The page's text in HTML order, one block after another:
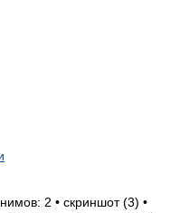
2 • скриншот (3) •